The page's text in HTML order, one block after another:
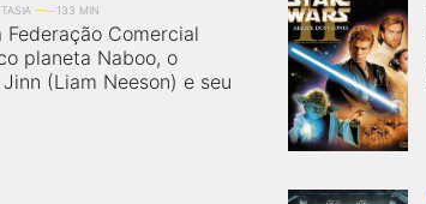
133 MIN
Comercial
planeta Naboo, o
(Liam Neeson) e seu